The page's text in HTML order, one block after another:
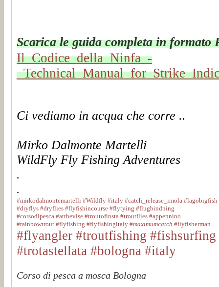
Scarica le guida completa in formato
Il_Codice_della_Ninfa_-
Ci vediamo in acqua che corre ..
Mirko Dalmonte Martelli
WildFly Fly Fishing Adventures
.
.
#mirkodalmontemartelli #Wildfly #italy #catch_release_imola #lagobigfish
#dryflys #dryflies #flyfishincourse #flytying #flugbindning
#corsodipesca #atthevise #troutofinsta #troutflies #appennino
#rainbowtrout #flyfishing #flyfishingitaly #maximumcatch #flyfisherman
#flyangler #troutfishing #fishsurfing
#trotastellata #bologna #italy
Corso di pesca a mosca Bologna